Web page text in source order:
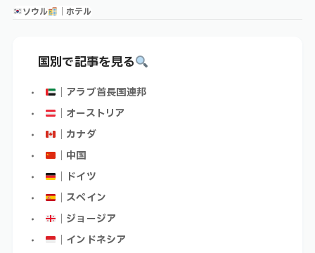
ソウル
｜ホテル
国別で記事を見る
｜アラブ首長国連邦
｜オーストリア
｜カナダ
｜中国
｜ドイツ
｜スペイン
｜ジョージア
｜インドネシア